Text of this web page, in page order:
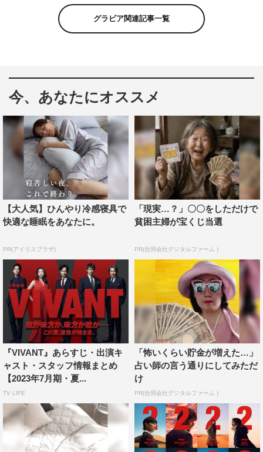
グラビア関連記事一覧
今、あなたにオススメ
【大人気】ひんやり冷感寝具で
快適な睡眠をあなたに。
PR(アイリスプラザ)
「現実…？」〇〇をしただけで
貧困主婦が宝くじ当選
PR(合同会社デジタルファーム )
『VIVANT』あらすじ・出演キ
ャスト・スタッフ情報まとめ
【2023年7月期・夏...
TV LIFE
「怖いくらい貯金が増えた…」
占い師の言う通りにしてみただ
け
PR(合同会社デジタルファーム )